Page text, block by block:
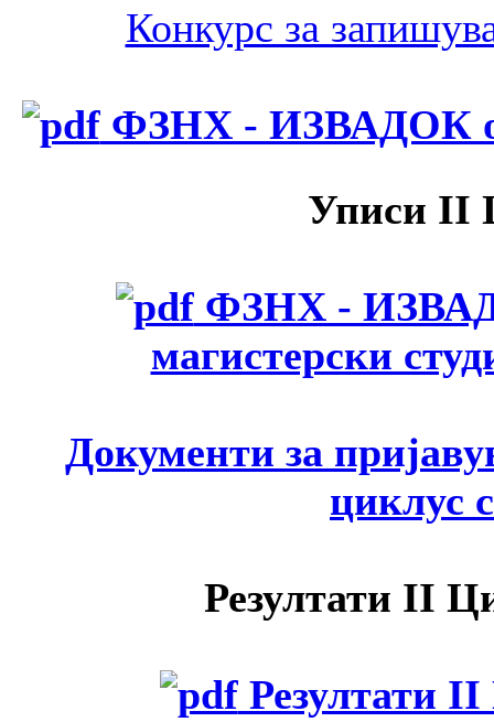
Конкурс за
ФЗНХ - ИЗВАДОК од
Уписи II
ФЗНХ -
магистерски
Документи за
циклус
Резултати II
Резултати II